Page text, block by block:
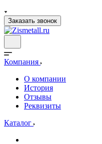
Заказать звонок
Компания
О компании
История
Отзывы
Реквизиты
Каталог